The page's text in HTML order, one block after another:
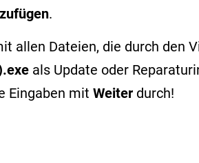
.
Dateien, die durch den
als Update oder
Eingaben mit Weiter durch!